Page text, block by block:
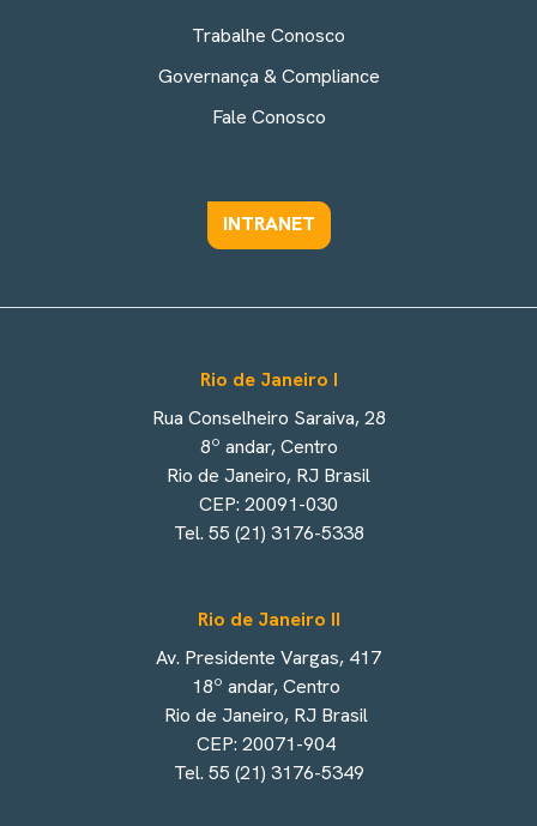
Trabalhe Conosco
Governança & Compliance
Fale Conosco
INTRANET
Rio de Janeiro I
Rua Conselheiro Saraiva, 28
8º andar, Centro
Rio de Janeiro, RJ Brasil
CEP: 20091-030
Tel. 55 (21) 3176-5338
Rio de Janeiro II
Av. Presidente Vargas, 417
18º andar, Centro
Rio de Janeiro, RJ Brasil
CEP: 20071-904
Tel. 55 (21) 3176-5349